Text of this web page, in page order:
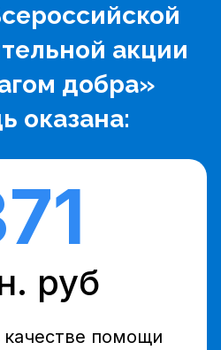
акции
добра»
оказана:
руб
помощи